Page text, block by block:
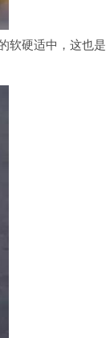
软硬适中，这也是